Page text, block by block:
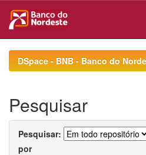
navigationDSpace - BNB - Banco do
Pesquisar
Pesquisar:
por